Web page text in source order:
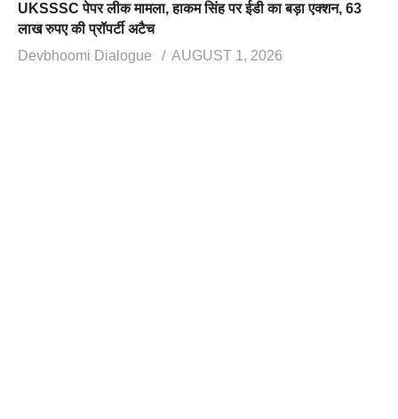
UKSSSC पेपर लीक मामला, हाकम सिंह पर ईडी का बड़ा एक्शन, 63
लाख रुपए की प्रॉपर्टी अटैच
Devbhoomi Dialogue
AUGUST 1, 2026